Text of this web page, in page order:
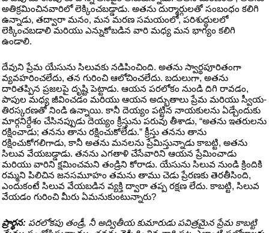
అతిక్రమించినవారిలో లెక్కించబడ్డాడు. అతను దుర్మార్గులతో సంబంధం కలిగి
ఉన్నాడు, తద్వారా మనం, మన మరణ సమయంలో, పరిశుద్ధులలో
లెక్కించబడాలి మరియు ఎన్నుకోబడిన వారి మధ్య మన భాగ్యం కలిగి
ఉండాలి.
దేవుని ప్రేమ యేసును సిలువకు నడిపించింది. అతను స్వార్థపూరితంగా
వ్యవహరించలేదు, తన గురించి ఆలోచించలేదు. బదులుగా, అతను
దారితప్పిన ప్రజలపై దృష్టి పెట్టాడు. ఆయన పరలోకం నుండి దిగి రావడం,
పాపుల మధ్య జీవించడం మరియు ఆయన అద్భుతాలు ప్రేమ మరియు స్వీయ-
తిరస్కరణతో నిండి ఉన్నాయి. కానీ దెయ్యం పట్టిన నాయకులను ఏడ్చేందుకు
మార్గనిర్దేశం చేసినప్పుడు దెయ్యం క్రీస్తును పరువు తీశాడు, “అతను ఇతరులను
రక్షించాడు; తనను తాను రక్షించుకోలేడు.” క్రీస్తు తనను తాను
రక్షించుకోగలిగాడు, కానీ అతను మనలను ప్రేమిస్తున్నాడు కాబట్టి, అతను
సిలువ వేయబడ్డాడు. తనను ఎగతాళి చేసేవారిని ఆయన ప్రేమించాడు
మరియు వారిని క్షమించమని తండ్రిని కోరాడు. యేసును సిలువ నుండి క్రిందికి
రమ్మని పిలిచిన జనసమూహం తమను తాము చెడు ప్రేరణకు తెరతీసింది,
ఎందుకంటే సిలువ వేయబడిన వ్యక్తి ద్వారా తప్ప రక్షణ లేదు. కాబట్టి, సిలువ
వేయడం గురించి మీరు ఏమనుకుంటున్నారు?
ప్రార్థన: పరలోకపు తండ్రీ, నీ అద్వితీయ కుమారుడు పవిత్రమైన ప్రేమ కాబట్టి